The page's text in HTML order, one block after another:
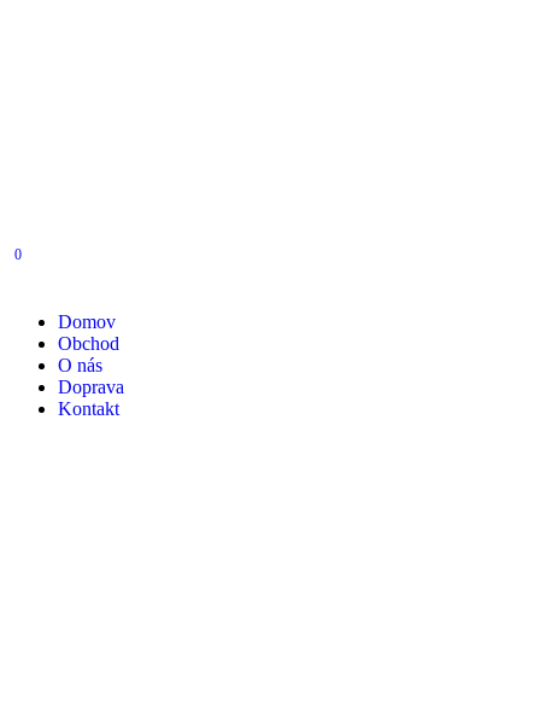
0
Domov
Obchod
O nás
Doprava
Kontakt